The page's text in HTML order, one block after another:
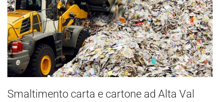
Smaltimento carta e cartone ad Alta Val